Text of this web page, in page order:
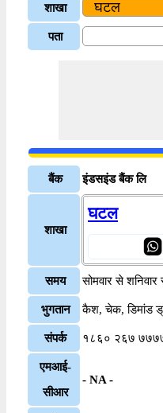
शाखा
पता
बैंक इंडसइंड बैंक लि
शाखा
घटल
समय सोमवार से
भुगतान कैश, चेक, डिमांड
संपर्क १८६० २६७
एमआई-
सीआर
- NA -